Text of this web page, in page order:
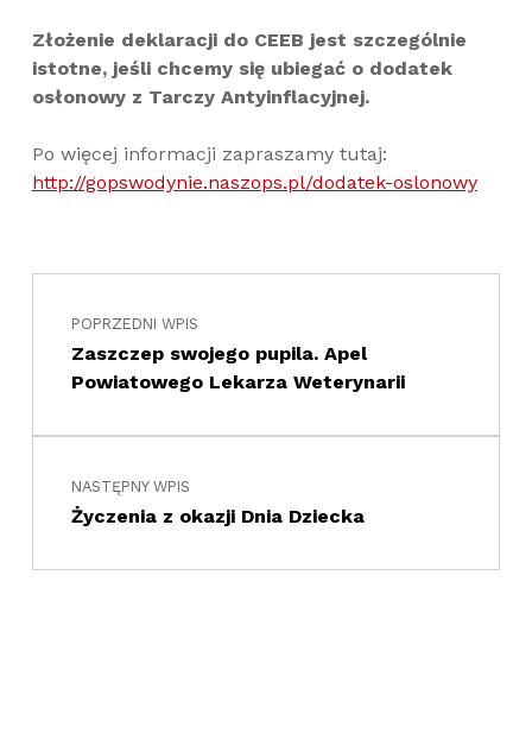
Złożenie deklaracji do CEEB jest szczególnie
istotne, jeśli chcemy się ubiegać o dodatek
osłonowy z Tarczy Antyinflacyjnej.
Po więcej informacji zapraszamy tutaj:
http://gopswodynie.naszops.pl/dodatek-oslonowy
Skip back to main navigation
Nawigacja wpisu
POPRZEDNI WPIS
Zaszczep swojego pupila. Apel
Powiatowego Lekarza Weterynarii
NASTĘPNY WPIS
Życzenia z okazji Dnia Dziecka